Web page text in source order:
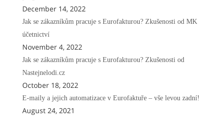
December 14, 2022
Jak se zákazníkům pracuje s Eurofakturou? Zkušenosti od MK
účetnictví
November 4, 2022
Jak se zákazníkům pracuje s Eurofakturou? Zkušenosti od
Nastejnelodi.cz
October 18, 2022
E-maily a jejich automatizace v Eurofaktuře – vše levou zadní!
August 24, 2021